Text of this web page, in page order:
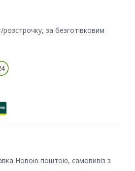
за безготівковим
Новою поштою, самовивіз з